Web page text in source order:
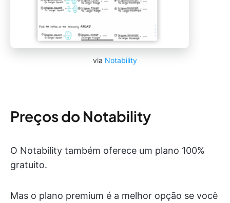
via Notability
Preços do Notability
O Notability também oferece um plano 100%
gratuito.
Mas o plano premium é a melhor opção se você